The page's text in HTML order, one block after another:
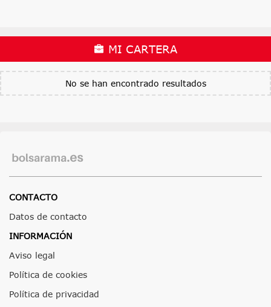
MI CARTERA
No se han encontrado resultados
CONTACTO
Datos de contacto
INFORMACIÓN
Aviso legal
Política de cookies
Política de privacidad